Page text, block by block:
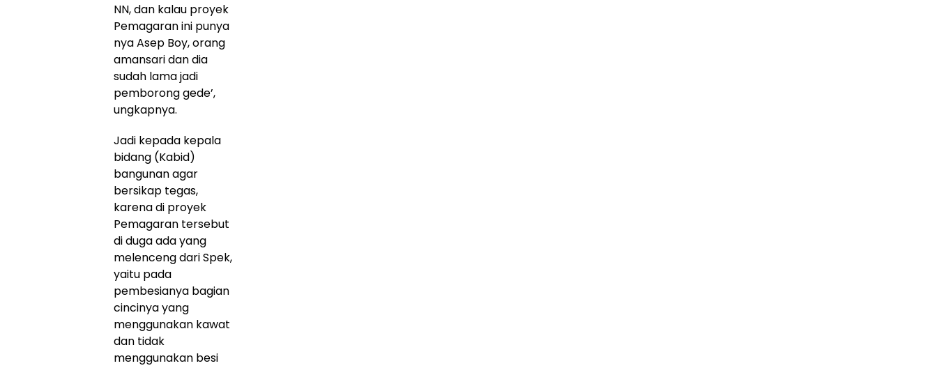
NN, dan kalau proyek
Pemagaran ini punya
nya Asep Boy, orang
amansari dan dia
sudah lama jadi
pemborong gede’,
ungkapnya.
Jadi kepada kepala
bidang (Kabid)
bangunan agar
bersikap tegas,
karena di proyek
Pemagaran tersebut
di duga ada yang
melenceng dari Spek,
yaitu pada
pembesianya bagian
cincinya yang
menggunakan kawat
dan tidak
menggunakan besi